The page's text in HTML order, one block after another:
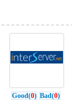
Good(0) Bad(0)